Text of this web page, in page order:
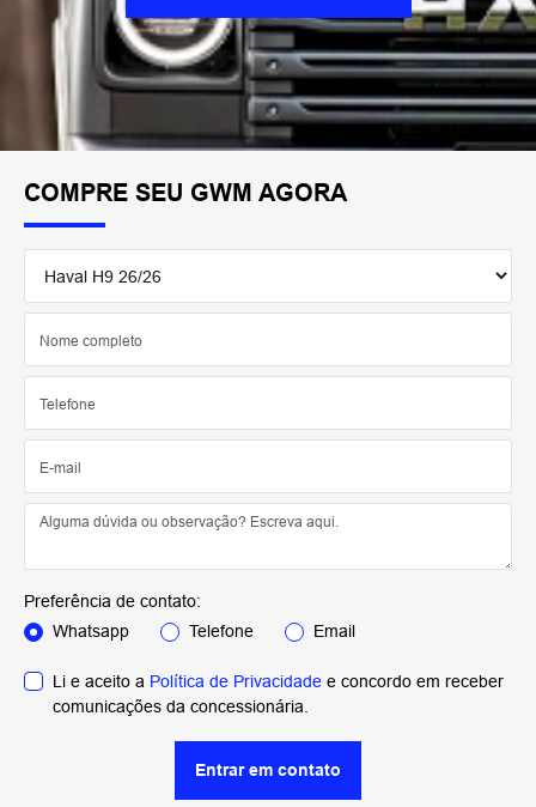
COMPRE SEU GWM AGORA
Preferência de contato:
Whatsapp
Telefone Email
Li e aceito a Política de Privacidade e concordo em receber
comunicações da concessionária.
Entrar em contato